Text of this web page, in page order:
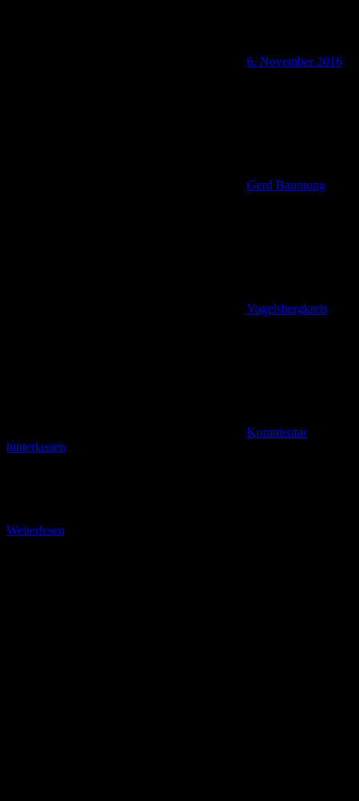
6. November 2016
Gerd Baumung
Vogelsbergkreis
Kommentar
hinterlassen
Weiterlesen